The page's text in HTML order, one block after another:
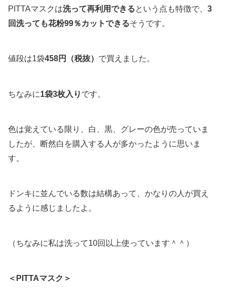
PITTAマスクは洗って再利用できるという点も特徴で、3
回洗っても花粉99％カットできるそうです。
値段は1袋458円（税抜） で買えました。
ちなみに1袋3枚入り です。
色は覚えている限り、白、黒、グレーの色が売っていま
したが、断然白を購入する人が多かったように思いま
す。
ドンキに並んでいる数は結構あって、かなりの人が買え
るように感じましたよ。
（ちなみに私は洗って10回以上使っています＾＾）
＜PITTAマスク＞